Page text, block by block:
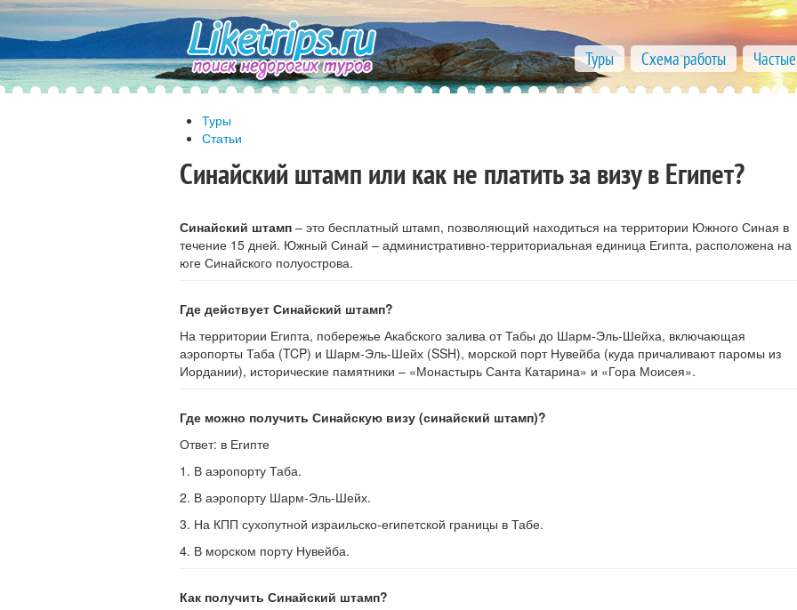
Туры Схема работы
Туры
Статьи
Синайский штамп или как не платить за визу в Египет?
Синайский штамп – это бесплатный штамп, позволяющий находиться на территории Южного Синая в
течение 15 дней. Южный Синай – административно-территориальная единица Египта, расположена на
юге Синайского полуострова.
Где действует Синайский штамп?
На территории Египта, побережье Акабского залива от Табы до Шарм-Эль-Шейха, включающая
аэропорты Таба (TCP) и Шарм-Эль-Шейх (SSH), морской порт Нувейба (куда причаливают паромы из
Иордании), исторические памятники – «Монастырь Санта Катарина» и «Гора Моисея».
Где можно получить Синайскую визу (синайский штамп)?
Ответ: в Египте
1. В аэропорту Таба.
2. В аэропорту Шарм-Эль-Шейх.
3. На КПП сухопутной израильско-египетской границы в Табе.
4. В морском порту Нувейба.
Как получить Синайский штамп?